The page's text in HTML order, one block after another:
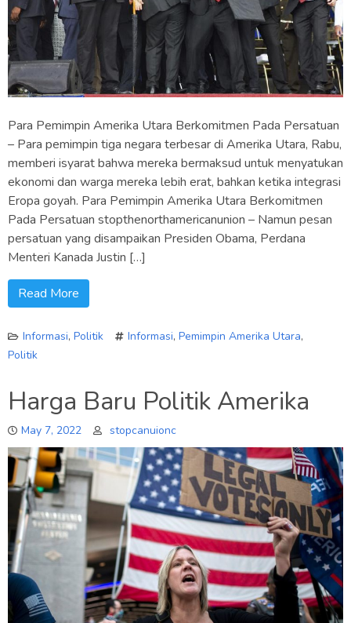
Para Pemimpin Amerika Utara Berkomitmen Pada Persatuan
– Para pemimpin tiga negara terbesar di Amerika Utara, Rabu,
memberi isyarat bahwa mereka bermaksud untuk menyatukan
ekonomi dan warga mereka lebih erat, bahkan ketika integrasi
Eropa goyah. Para Pemimpin Amerika Utara Berkomitmen
Pada Persatuan stopthenorthamericanunion – Namun pesan
persatuan yang disampaikan Presiden Obama, Perdana
Menteri Kanada Justin […]
Read More
Informasi, Politik Informasi, Pemimpin Amerika Utara,
Politik
Harga Baru Politik Amerika
May 7, 2022 stopcanuionc